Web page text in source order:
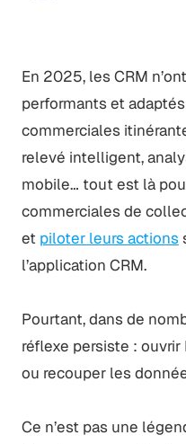
En 2025, les CRM
performants et
commerciales
relevé intelligent,
mobile… tout est là
commerciales de
et piloter leurs actions
l’application CRM.
Pourtant, dans de
réflexe persiste :
ou recouper les
Ce n’est pas une